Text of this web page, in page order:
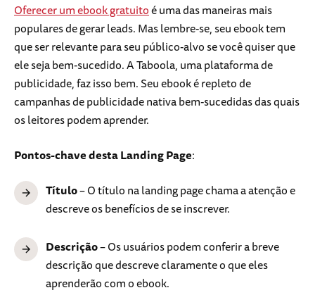
Oferecer um ebook gratuitoé uma das maneiras mais
populares de gerar leads. Mas lembre-se, seu ebook tem
que ser relevante para seu público-alvo se você quiser que
ele seja bem-sucedido. A Taboola, uma plataforma de
publicidade, faz isso bem. Seu ebook é repleto de
campanhas de publicidade nativa bem-sucedidas das quais
os leitores podem aprender.
Pontos-chave desta Landing Page:
Título– O título na landing page chama a atenção e
descreve os benefícios de se inscrever.
Descrição– Os usuários podem conferir a breve
descrição que descreve claramente o que eles
aprenderão com o ebook.